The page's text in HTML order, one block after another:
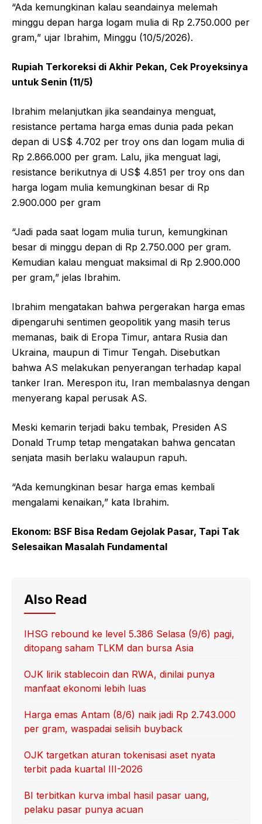
“Ada kemungkinan kalau seandainya melemah
minggu depan harga logam mulia di Rp 2.750.000 per
gram,” ujar Ibrahim, Minggu (10/5/2026).
Rupiah Terkoreksi di Akhir Pekan, Cek Proyeksinya
untuk Senin (11/5)
Ibrahim melanjutkan jika seandainya menguat,
resistance pertama harga emas dunia pada pekan
depan di US$ 4.702 per troy ons dan logam mulia di
Rp 2.866.000 per gram. Lalu, jika menguat lagi,
resistance berikutnya di US$ 4.851 per troy ons dan
harga logam mulia kemungkinan besar di Rp
2.900.000 per gram
“Jadi pada saat logam mulia turun, kemungkinan
besar di minggu depan di Rp 2.750.000 per gram.
Kemudian kalau menguat maksimal di Rp 2.900.000
per gram,” jelas Ibrahim.
Ibrahim mengatakan bahwa pergerakan harga emas
dipengaruhi sentimen geopolitik yang masih terus
memanas, baik di Eropa Timur, antara Rusia dan
Ukraina, maupun di Timur Tengah. Disebutkan
bahwa AS melakukan penyerangan terhadap kapal
tanker Iran. Merespon itu, Iran membalasnya dengan
menyerang kapal perusak AS.
Meski kemarin terjadi baku tembak, Presiden AS
Donald Trump tetap mengatakan bahwa gencatan
senjata masih berlaku walaupun rapuh.
“Ada kemungkinan besar harga emas kembali
mengalami kenaikan,” kata Ibrahim.
Ekonom: BSF Bisa Redam Gejolak Pasar, Tapi Tak
Selesaikan Masalah Fundamental
Also Read
IHSG rebound ke level 5.386 Selasa (9/6) pagi,
ditopang saham TLKM dan bursa Asia
OJK lirik stablecoin dan RWA, dinilai punya
manfaat ekonomi lebih luas
Harga emas Antam (8/6) naik jadi Rp 2.743.000
per gram, waspadai selisih buyback
OJK targetkan aturan tokenisasi aset nyata
terbit pada kuartal III-2026
BI terbitkan kurva imbal hasil pasar uang,
pelaku pasar punya acuan